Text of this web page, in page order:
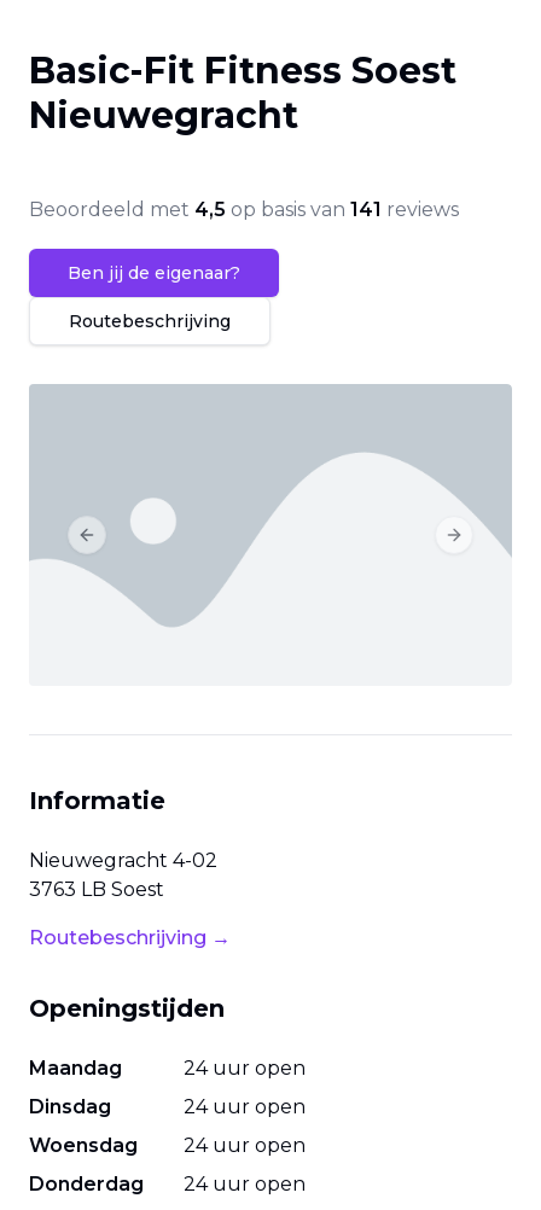
Basic-Fit Fitness Soest
Nieuwegracht
Beoordeeld met 4,5 op basis van 141 reviews
Ben jij de eigenaar?
Routebeschrijving
Previous slide Next slide
Informatie
Nieuwegracht 4-02
3763 LB Soest
Routebeschrijving →
Openingstijden
Maandag
24 uur open
Dinsdag
24 uur open
Woensdag
24 uur open
Donderdag
24 uur open